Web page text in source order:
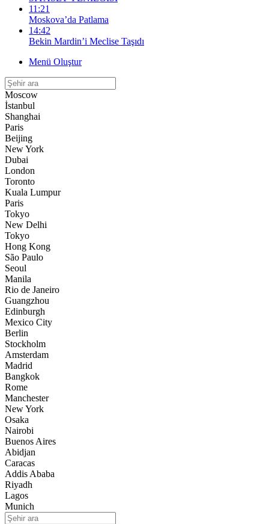
11:21
Moskova’da Patlama
14:42
Bekin Mardin’i Meclise Taşıdı
Menü Oluştur
Moscow
İstanbul
Shanghai
Paris
Beijing
New York
Dubai
London
Toronto
Kuala Lumpur
Paris
Tokyo
New Delhi
Tokyo
Hong Kong
São Paulo
Seoul
Manila
Rio de Janeiro
Guangzhou
Edinburgh
Mexico City
Berlin
Stockholm
Amsterdam
Madrid
Bangkok
Rome
Manchester
New York
Osaka
Nairobi
Buenos Aires
Abidjan
Caracas
Addis Ababa
Riyadh
Lagos
Munich